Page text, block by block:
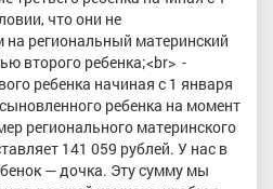
что они не
региональный материнский
второго ребенка;<br> -
ребенка начиная с 1 января
ребенка на момент
регионального материнского
141 059 рублей. У нас в
— дочка. Эту сумму мы